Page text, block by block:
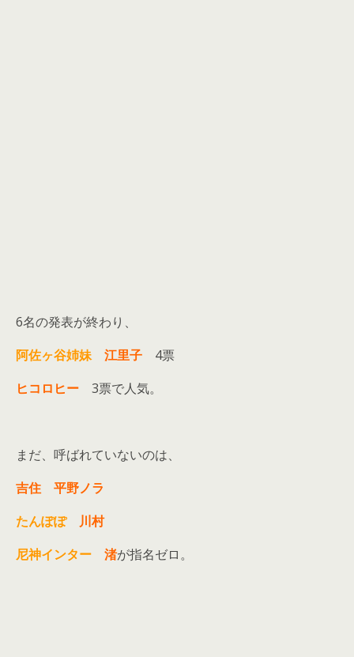
6名の発表が終わり、
阿佐ヶ谷姉妹
江里子 4票
ヒコロヒー 3票で人気。
まだ、呼ばれていないのは、
吉住
平野ノラ
たんぽぽ
川村
尼神インター
渚が指名ゼロ。